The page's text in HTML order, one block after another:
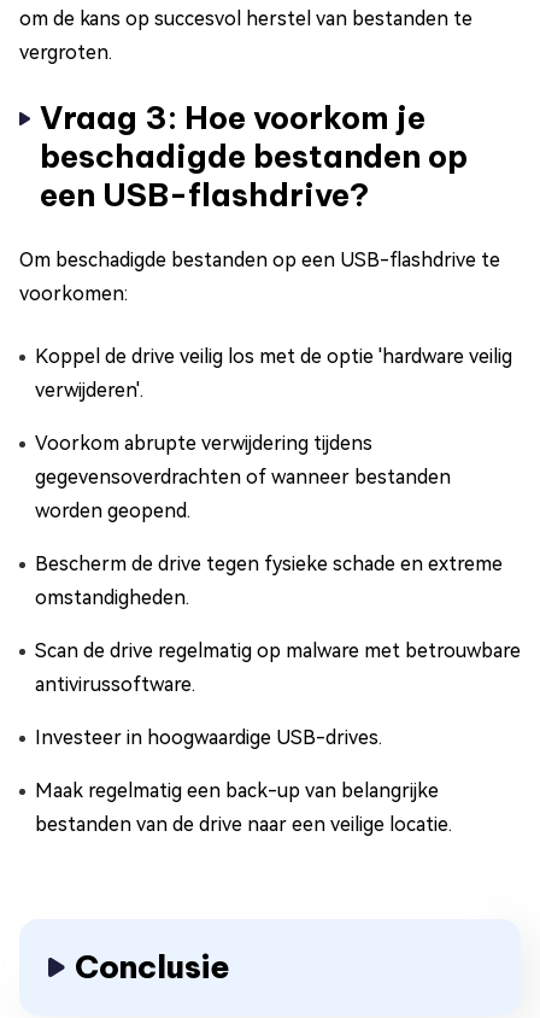
om de kans op succesvol herstel van bestanden te
vergroten.
Vraag 3: Hoe voorkom je
beschadigde bestanden op
een USB-flashdrive?
Om beschadigde bestanden op een USB-flashdrive te
voorkomen:
Koppel de drive veilig los met de optie 'hardware veilig
verwijderen'.
Voorkom abrupte verwijdering tijdens
gegevensoverdrachten of wanneer bestanden
worden geopend.
Bescherm de drive tegen fysieke schade en extreme
omstandigheden.
Scan de drive regelmatig op malware met betrouwbare
antivirussoftware.
Investeer in hoogwaardige USB-drives.
Maak regelmatig een back-up van belangrijke
bestanden van de drive naar een veilige locatie.
Conclusie